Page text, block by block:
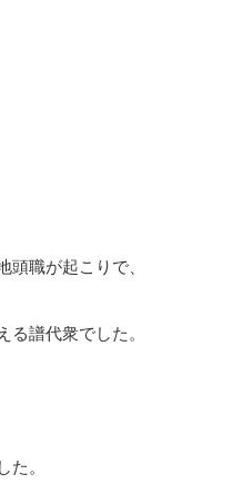
頭職が起こりで、
る譜代衆でした。
た。